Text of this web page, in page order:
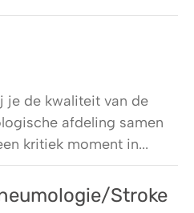
je de kwaliteit van de
afdeling samen
kritiek moment in...
Stroke